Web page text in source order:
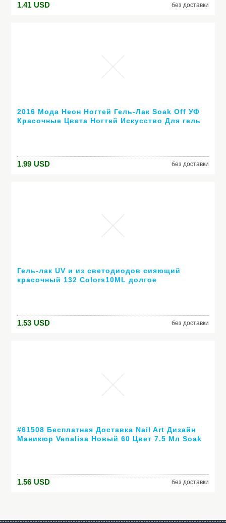
1.41 USD без доставки
2016 Мода Неон Ногтей Гель-Лак Soak Off УФ
Красочные Цвета Ногтей Искусство Для гель
1.99 USD без доставки
Гель-лак UV и из светодиодов сияющий
красочный 132 Colors10ML долгое
1.53 USD без доставки
#61508 Бесплатная Доставка Nail Art Дизайн
Маникюр Venalisa Новый 60 Цвет 7.5 Мл Soak
1.56 USD без доставки